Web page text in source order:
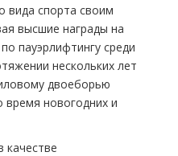
вида спорта своим
высшие награды на
пауэрлифтингу среди
нескольких лет
двоеборью
время новогодних и
качестве